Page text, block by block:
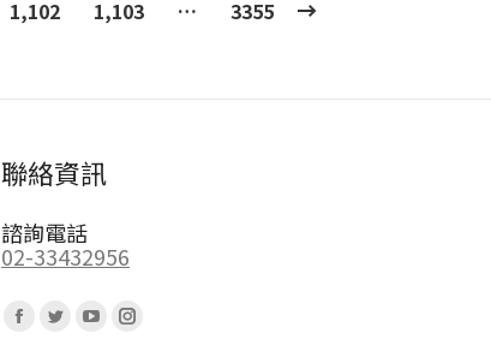
1,102 1,103 … 3355
聯絡資訊
諮詢電話
02-33432956
Facebook
TwitterYouTubeInstagram